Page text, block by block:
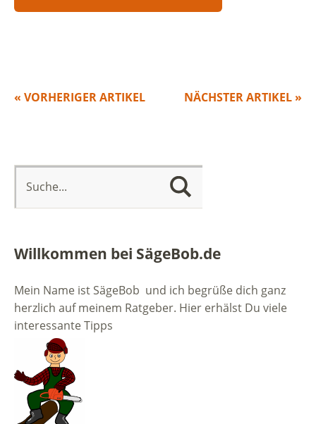
NÄCHSTER ARTIKEL »
« VORHERIGER ARTIKEL
Willkommen bei SägeBob.de
Mein Name ist SägeBob und ich begrüße dich ganz
herzlich auf meinem Ratgeber. Hier erhälst Du viele
interessante Tipps